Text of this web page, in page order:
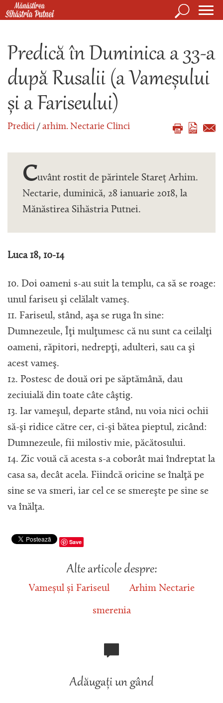
Mergi la conţinutul principal
Căutare
Predică în Duminica a 33-a
după Rusalii (a Vameșului
și a Fariseului)
Predici / arhim. Nectarie Clinci
Cuvânt rostit de părintele Stareț Arhim.
Nectarie, duminică, 28 ianuarie 2018, la
Mănăstirea Sihăstria Putnei.
Luca 18, 10-14
10. Doi oameni s-au suit la templu, ca să se roage:
unul fariseu şi celălalt vameş.
11. Fariseul, stând, aşa se ruga în sine:
Dumnezeule, Îţi mulţumesc că nu sunt ca ceilalţi
oameni, răpitori, nedrepţi, adulteri, sau ca şi
acest vameş.
12. Postesc de două ori pe săptămână, dau
zeciuială din toate câte câştig.
13. Iar vameşul, departe stând, nu voia nici ochii
să-şi ridice către cer, ci-şi bătea pieptul, zicând:
Dumnezeule, fii milostiv mie, păcătosului.
14. Zic vouă că acesta s-a coborât mai îndreptat la
casa sa, decât acela. Fiindcă oricine se înalţă pe
sine se va smeri, iar cel ce se smereşte pe sine se
va înălţa.
Save
Alte articole despre:
Vameșul și Fariseul Arhim Nectarie
smerenia
Adăugați un gând